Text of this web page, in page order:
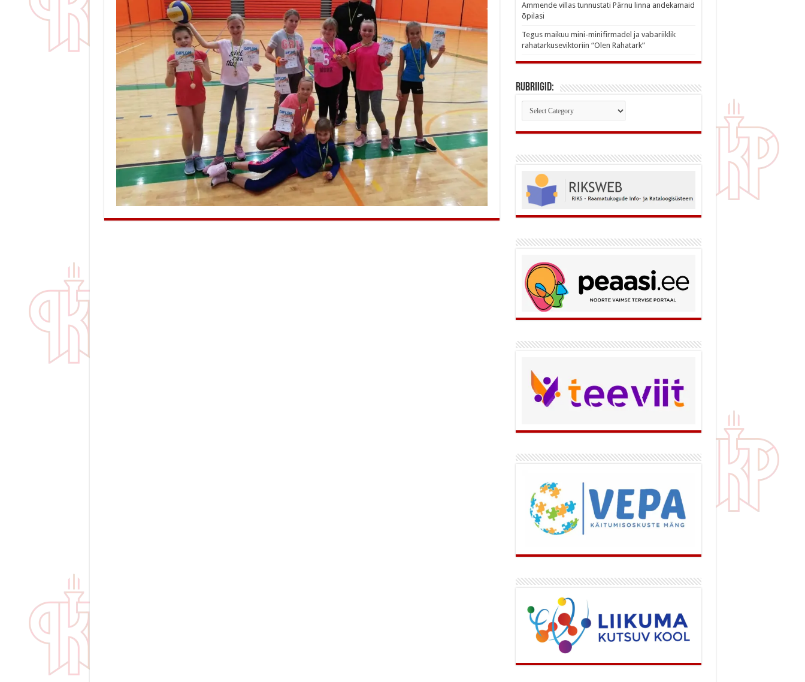
Ammende villas tunnustati Pärnu linna andekamaid
õpilasi
Tegus maikuu mini-minifirmadel ja vabariiklik
rahatarkuseviktoriin “Olen Rahatark”
Rubriigid:
Rubriigid: